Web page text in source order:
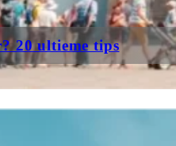
20 ultieme tips